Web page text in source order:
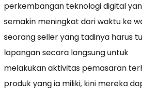
perkembangan teknologi digital
semakin meningkat dari waktu ke
seorang seller yang tadinya harus
lapangan secara langsung untuk
melakukan aktivitas pemasaran
produk yang ia miliki, kini mereka